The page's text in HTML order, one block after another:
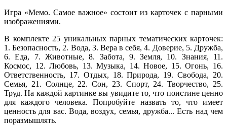
Игра «Мемо. Самое важное» состоит из карточек с парными
изображениями.
В комплекте 25 уникальных парных тематических карточек:
1. Безопасность, 2. Вода, 3. Вера в себя, 4. Доверие, 5. Дружба,
6. Еда, 7. Животные, 8. Забота, 9. Земля, 10. Знания, 11.
Космос, 12. Любовь, 13. Музыка, 14. Новое, 15. Огонь, 16.
Ответственность, 17. Отдых, 18. Природа, 19. Свобода, 20.
Семья, 21. Солнце, 22. Сон, 23. Спорт, 24. Творчество, 25.
Труд. На каждой картинке вы увидите то, что поистине ценно
для каждого человека. Попробуйте назвать то, что имеет
ценность для вас. Вода, воздух, семья, дружба... Есть над чем
поразмышлять.